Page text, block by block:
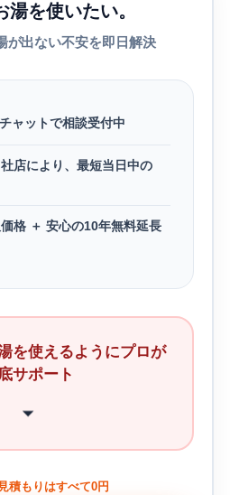
湯を使いたい。
が出ない不安を即日解決
ャットで相談受付中
店により、最短当日中の
格 ＋ 安心の10年無料延長
を使えるようにプロが
サポート
積もりはすべて0円